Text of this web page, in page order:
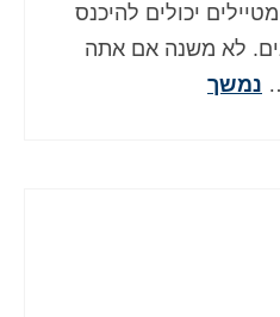
יכולים להיכנס
לא משנה אם אתה
נמשך